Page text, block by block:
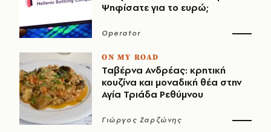
Ψηφίσατε για το ευρώ;
Operator
ON MY ROAD
Ταβέρνα Ανδρέας: κρητική
κουζίνα και μοναδική θέα στην
Αγία Τριάδα Ρεθύμνου
Γιώργος Ζαρζώνης